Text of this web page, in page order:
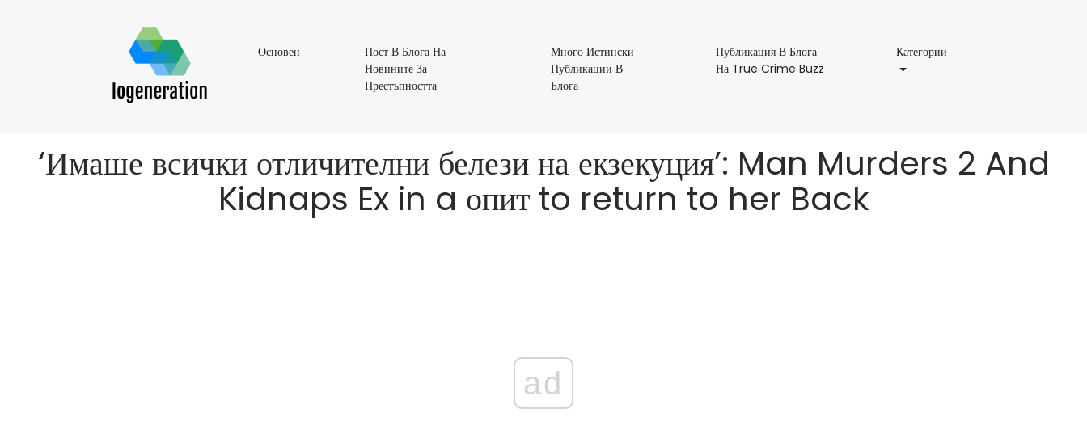
ОсновенОсновен
Пост В Блога На
Новините За
ПрестъпносттаПост
Новините
За
Много Истински
Публикации В
БлогаМного
Публикация В Блога
На True Crime Buzz
Crime
Buzz
Категории
‘Имаше всички отличителни белези на екзекуция’: Man Murders 2 And
Kidnaps Ex in a опит to return to her Back
ad